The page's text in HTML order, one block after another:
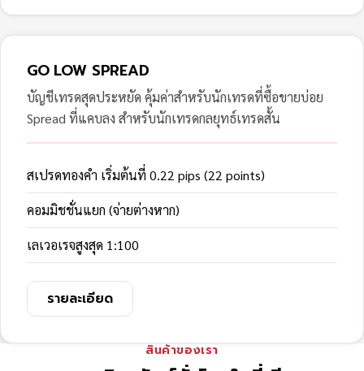
GO LOW SPREAD
บัญชีเทรดสุดประหยัด คุ้มค่าสำหรับนักเทรดที่ซื้อขายบ่อย
Spread ที่แคบลง สำหรับนักเทรดกลยุทธ์เทรดสั้น
สเปรดทองคำ เริ่มต้นที่ 0.22 pips (22 points)
คอมมิชชั่นแยก (จ่ายต่างหาก)
เลเวอเรจสูงสุด 1:100
รายละเอียด
สินค้าของเรา